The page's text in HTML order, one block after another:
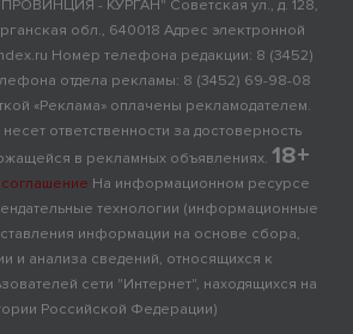
- КУРГАН" Советская ул., д. 128,
обл., 640018 Адрес электронной
Номер телефона редакции: 8 (3452)
отдела рекламы: 8 (3452) 69-98-08
«Реклама» оплачены рекламодателем.
ответственности за достоверность
в рекламных объявлениях. 18+
На информационном ресурсе
технологии (информационные
информации на основе сбора,
и анализа сведений, относящихся к
сети "Интернет", находящихся на
Российской Федерации)